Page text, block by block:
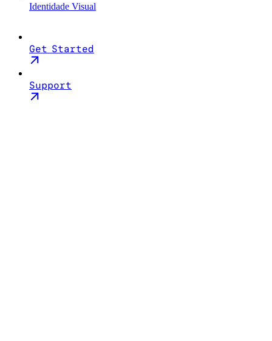
Identidade Visual
Get Started
Support